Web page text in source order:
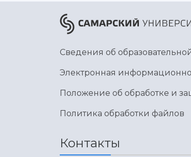
Сведения об
Электронная
Положение об обработке и
Политика обработки файлов
Контакты